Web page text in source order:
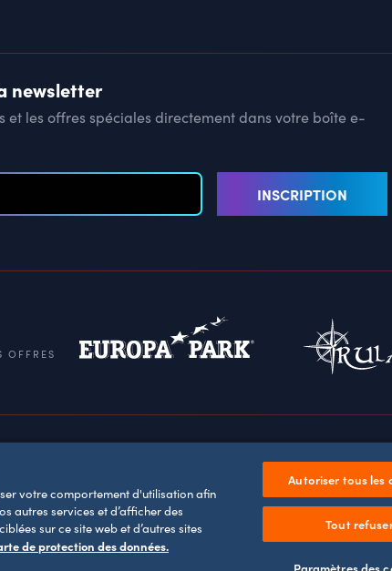
newsletter
et les offres spéciales directement dans votre boîte e-
INSCRIPTION
OFFRES
Configuration minimale
votre comportement d'utilisation afin
autres services et d’afficher des
sur ce site web et d’autres sites
de protection des données.
Autoriser tous les
Tout